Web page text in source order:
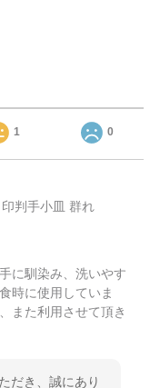
1 0
判手小皿 群れ
に馴染み、洗いやす
時に使用していま
また利用させて頂き
だき、誠にあり